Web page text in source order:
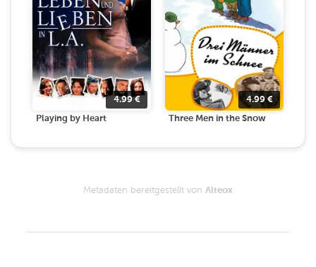
4.99€
Playing by Heart
4.99€
Three Men in the Snow
Metadaten bereitgestellt von Alteox